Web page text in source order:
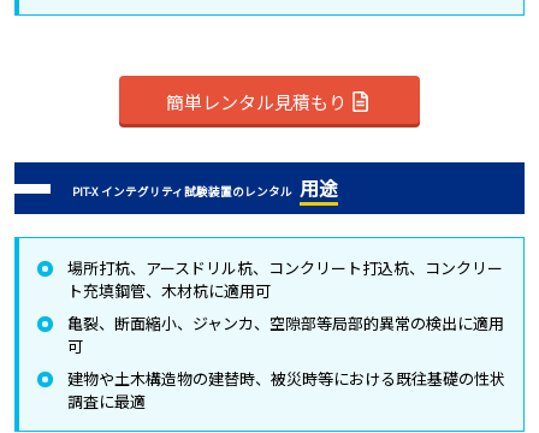
簡単レンタル見積もり
PIT-X インテグリティ試験装置のレンタル 用途
場所打杭、アースドリル杭、コンクリート打込杭、コンクリー
ト充填鋼管、木材杭に適用可
亀裂、断面縮小、ジャンカ、空隙部等局部的異常の検出に適用
可
建物や土木構造物の建替時、被災時等における既往基礎の性状
調査に最適